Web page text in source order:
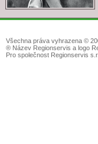
Všechna práva vyhrazena ©
® Název Regionservis a logo
Pro společnost Regionservis